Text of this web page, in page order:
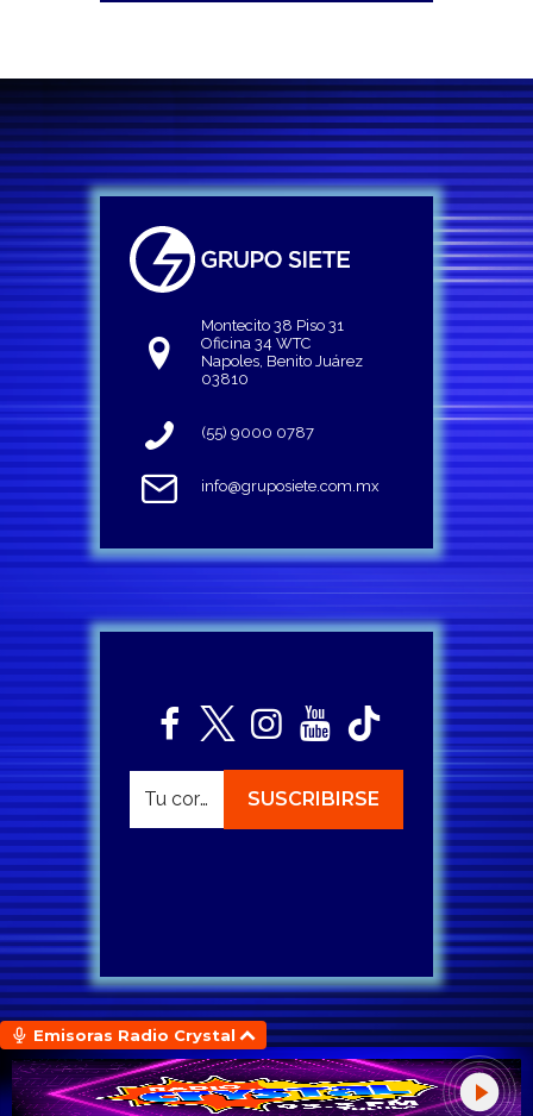
Montecito 38 Piso 31
Oficina 34 WTC
Napoles, Benito Juárez
03810
(55) 9000 0787
info@gruposiete.com.mx
Emisoras Radio Crystal